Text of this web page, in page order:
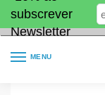
subscrever
Newsletter
MENU